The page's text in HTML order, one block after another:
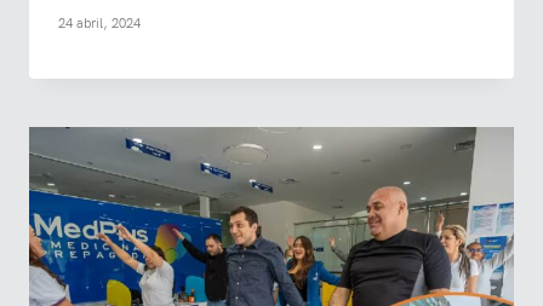
24 abril, 2024